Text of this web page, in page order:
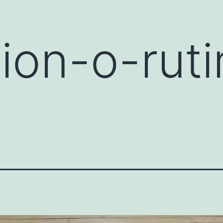
o-